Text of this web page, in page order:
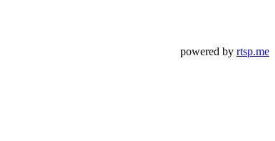
powered by rtsp.me